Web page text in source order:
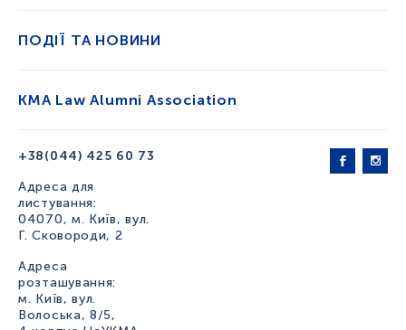
+38(044) 425 60 73
Адреса для
листування:
04070, м. Київ, вул.
Г. Сковороди, 2
Адреса
розташування:
м. Київ, вул.
Волоська, 8/5,
ПОДІЇ ТА НОВИНИ
KMA Law Alumni Association